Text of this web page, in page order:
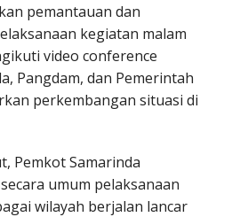
pemantauan dan
kegiatan malam
video conference
Pangdam, dan Pemerintah
perkembangan situasi di
Pemkot Samarinda
umum pelaksanaan
wilayah berjalan lancar